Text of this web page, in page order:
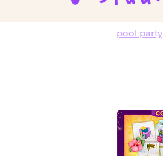
pool party